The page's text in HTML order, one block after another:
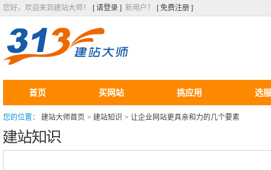
您好，欢迎来到建站大师！ [ 请登录 ] 新用户？ [ 免费注册 ]
首页 买网站 挑应用 选
您的位置： 建站大师首页 > 建站知识 > 让企业网站更具亲和力的几个要素